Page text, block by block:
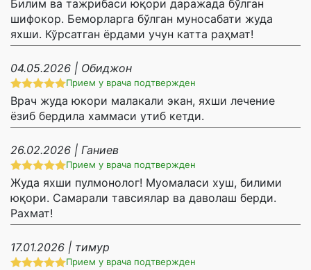
Билим ва тажрибаси юқори даражада бўлган
шифокор. Беморларга бўлган муносабати жуда
яхши. Кўрсатган ёрдами учун катта раҳмат!
04.05.2026 | Обиджон
Прием у врача подтвержден
Врач жуда юкори малакали экан, яхши лечение
ёзиб бердила хаммаси утиб кетди.
26.02.2026 | Ганиев
Прием у врача подтвержден
Жуда яхши пулмонолог! Муомаласи хуш, билими
юқори. Самарали тавсиялар ва даволаш берди.
Рахмат!
17.01.2026 | тимур
Прием у врача подтвержден